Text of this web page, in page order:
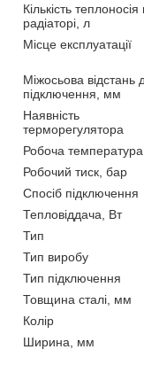
Кількість теплоносія
радіаторі, л
Місце експлуатації
Міжосьова відстань
підключення, мм
Наявність
терморегулятора
Робоча
Робочий тиск, бар
Спосіб підключення
Тепловіддача, Вт
Тип
Тип виробу
Тип підключення
Товщина сталі, мм
Колір
Ширина, мм